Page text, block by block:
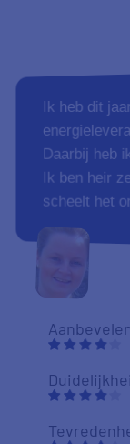
Ik heb dit
Daarbij heb
Ik ben heir
scheelt het
Aanbevelen